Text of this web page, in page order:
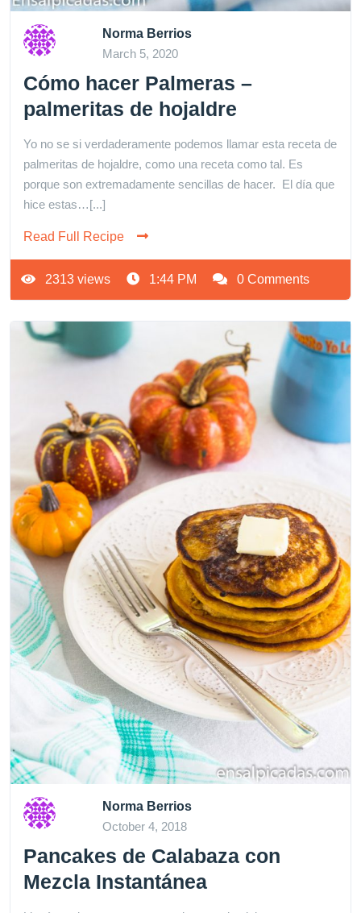
Norma Berrios
March 5, 2020
Cómo hacer Palmeras –
palmeritas de hojaldre
Yo no se si verdaderamente podemos llamar esta receta de
palmeritas de hojaldre, como una receta como tal. Es
porque son extremadamente sencillas de hacer. El día que
hice estas…[...]
Read Full Recipe
2313 views 1:44 PM 0 Comments
Norma Berrios
October 4, 2018
Pancakes de Calabaza con
Mezcla Instantánea